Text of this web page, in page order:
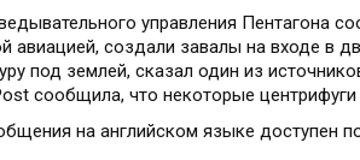
управления Пентагона
авиацией, создали завалы на входе в
под землей, сказал один из
сообщила, что некоторые центрифуги
на английском языке доступен